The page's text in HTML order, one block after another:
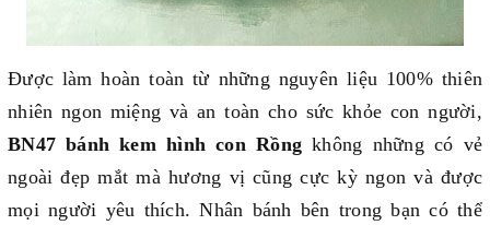
Được làm hoàn toàn từ những nguyên liệu 100% thiên
nhiên ngon miệng và an toàn cho sức khỏe con người,
BN47 bánh kem hình con Rồng không những có vẻ
ngoài đẹp mắt mà hương vị cũng cực kỳ ngon và được
mọi người yêu thích. Nhân bánh bên trong bạn có thể